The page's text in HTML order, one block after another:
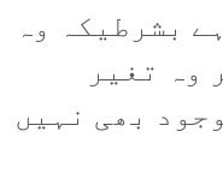
بشرطیکہ وہ
وہ تغیر
بھی نہیں